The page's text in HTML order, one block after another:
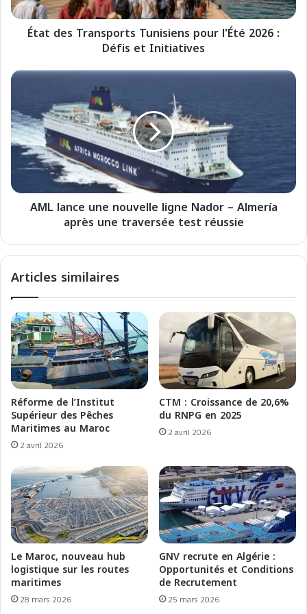
T
r
p
t
s
T
i
n
p
u
r
l
'
É
t
é
2
0
2
6
D
é
f
i
s
e
t
I
n
i
État des Transports Tunisiens pour l'Été 2026 :
Défis et Initiatives
A
l
a
n
u
o
v
e
l
e
l
i
g
n
e
N
a
d
o
r
–
A
l
m
e
r
í
a
AML lance une nouvelle ligne Nador – Almería
après une traversée test réussie
Articles similaires
Réforme de l’Institut
Supérieur des Pêches
Maritimes au Maroc
2 avril 2026
CTM : Croissance de 20,6%
du RNPG en 2025
2 avril 2026
Le Maroc, nouveau hub
logistique sur les routes
maritimes
28 mars 2026
GNV recrute en Algérie :
Opportunités et Conditions
de Recrutement
25 mars 2026